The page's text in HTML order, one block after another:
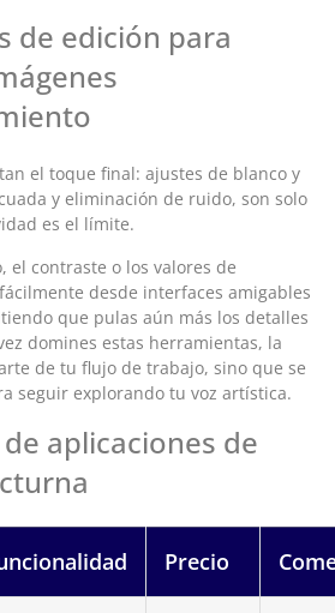
de edición para
el toque final: ajustes de blanco y
y eliminación de ruido, son solo
es el límite.
el contraste o los valores de
desde interfaces amigables
que pulas aún más los detalles
domines estas herramientas, la
de tu flujo de trabajo, sino que se
seguir explorando tu voz artística.
aplicaciones de
Precio